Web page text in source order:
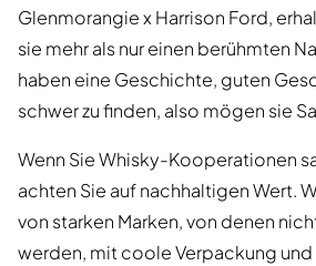
Glenmorangie x Harrison Ford,
sie mehr als nur einen berühmten
haben eine Geschichte, guten
schwer zu finden, also mögen sie
Wenn Sie Whisky-Kooperationen
achten Sie auf nachhaltigen Wert.
von starken Marken, von denen
werden, mit coole Verpackung und